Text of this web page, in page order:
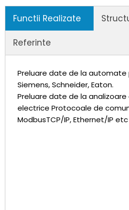
Functii Realizate
Referinte
Preluare date de la automate
Siemens, Schneider, Eaton.
Preluare date de la
electrice Protocoale de
ModbusTCP/IP, Ethernet/IP etc